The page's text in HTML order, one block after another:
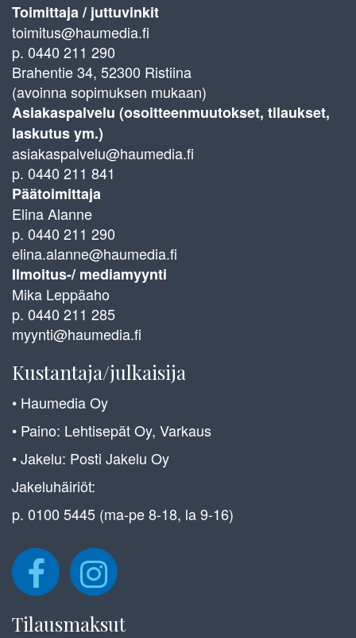
Toimittaja / juttuvinkit
toimitus@haumedia.fi
p. 0440 211 290
Brahentie 34, 52300 Ristiina
(avoinna sopimuksen mukaan)
Asiakaspalvelu (osoitteenmuutokset, tilaukset,
laskutus ym.)
asiakaspalvelu@haumedia.fi
p. 0440 211 841
Päätoimittaja
Elina Alanne
p. 0440 211 290
elina.alanne@haumedia.fi
Ilmoitus-/ mediamyynti
Mika Leppäaho
p. 0440 211 285
myynti@haumedia.fi
Kustantaja/julkaisija
• Haumedia Oy
• Paino: Lehtisepät Oy, Varkaus
• Jakelu: Posti Jakelu Oy
Jakeluhäiriöt:
p. 0100 5445 (ma-pe 8-18, la 9-16)
Tilausmaksut